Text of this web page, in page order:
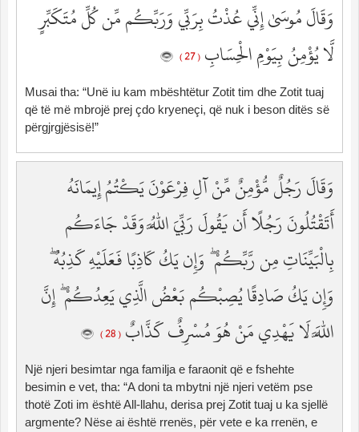
وَقَالَ مُوسَىٰ إِنِّي عُذْتُ بِرَبِّي وَرَبِّكُم مِّن كُلِّ مُتَكَبِّرٍ
لَّا يُؤْمِنُ بِيَوْمِ الْحِسَابِ ( 27 )
Musai tha: “Unë iu kam mbështëtur Zotit tim dhe Zotit tuaj
që të më mbrojë prej çdo kryeneçi, që nuk i beson ditës së
përgjrgjësisë!”
وَقَالَ رَجُلٌ مُّؤْمِنٌ مِّنْ آلِ فِرْعَوْنَ يَكْتُمُ إِيمَانَهُ
أَتَقْتُلُونَ رَجُلًا أَن يَقُولَ رَبِّيَ اللَّهُ وَقَدْ جَاءَكُم
بِالْبَيِّنَاتِ مِن رَّبِّكُمْ ۖ وَإِن يَكُ كَاذِبًا فَعَلَيْهِ كَذِبُهُ ۖ
وَإِن يَكُ صَادِقًا يُصِبْكُم بَعْضُ الَّذِي يَعِدُكُمْ ۖ إِنَّ
اللَّهَ لَا يَهْدِي مَنْ هُوَ مُسْرِفٌ كَذَّابٌ ( 28 )
Një njeri besimtar nga familja e faraonit që e fshehte
besimin e vet, tha: “A doni ta mbytni një njeri vetëm pse
thotë Zoti im është All-llahu, derisa prej Zotit tuaj u ka sjellë
argmente? Nëse ai është rrenës, për vete e ka rrenën, e